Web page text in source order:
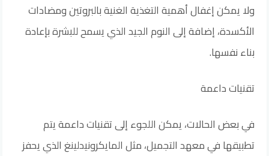
ولا يمكن إغفال أهمية التغذية الغنية بالبروتين ومضادات
الأكسدة، إضافة إلى النوم الجيد الذي يسمح للبشرة بإعادة
بناء نفسها.
تقنيات داعمة
في بعض الحالات، يمكن اللجوء إلى تقنيات داعمة يتم
تطبيقها في معهد التجميل، مثل المايكرونيدلينغ الذي يحفز